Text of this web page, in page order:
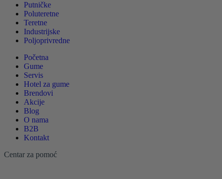
Putničke
Poluteretne
Teretne
Industrijske
Poljoprivredne
Početna
Gume
Servis
Hotel za gume
Brendovi
Akcije
Blog
O nama
B2B
Kontakt
Centar za pomoć